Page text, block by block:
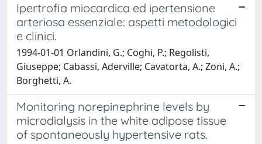
Ipertrofia miocardica ed ipertensione
arteriosa essenziale: aspetti metodologici
e clinici.
1994-01-01 Orlandini, G.; Coghi, P.; Regolisti,
Giuseppe; Cabassi, Aderville; Cavatorta, A.; Zoni, A.;
Borghetti, A.
Monitoring norepinephrine levels by
microdialysis in the white adipose tissue
of spontaneously hypertensive rats.